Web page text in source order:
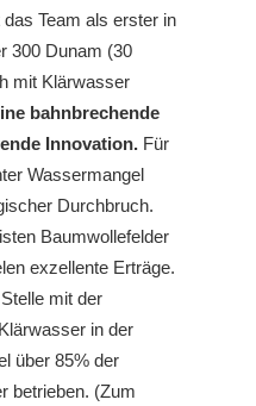
Team als erster in
300 Dunam (30
mit Klärwasser
bahnbrechende
Innovation.Für
Wassermangel
Durchbruch.
Baumwollefelder
exzellente Erträge.
mit der
in der
über 85% der
betrieben. (Zum